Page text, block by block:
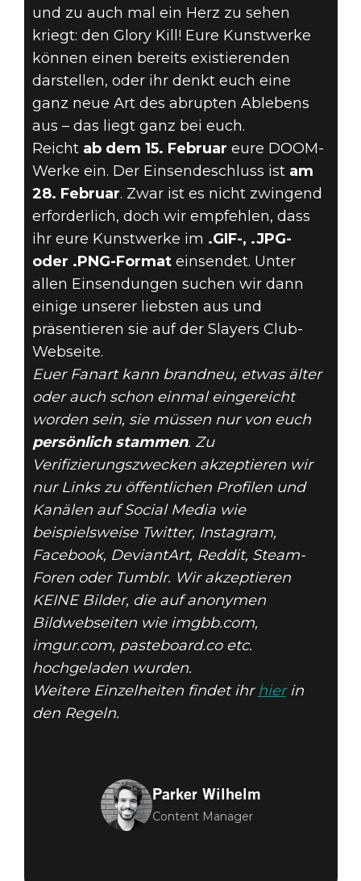
und zu auch mal ein Herz zu sehen
kriegt: den Glory Kill! Eure Kunstwerke
können einen bereits existierenden
darstellen, oder ihr denkt euch eine
ganz neue Art des abrupten Ablebens
aus – das liegt ganz bei euch.
Reicht ab dem 15. Februar eure DOOM-
Werke ein. Der Einsendeschluss ist am
28. Februar. Zwar ist es nicht zwingend
erforderlich, doch wir empfehlen, dass
ihr eure Kunstwerke im .GIF-, .JPG-
oder .PNG-Formateinsendet. Unter
allen Einsendungen suchen wir dann
einige unserer liebsten aus und
präsentieren sie auf der Slayers Club-
Webseite.
Euer Fanart kann brandneu, etwas älter
oder auch schon einmal eingereicht
worden sein, sie müssen nur von euch
persönlich stammen. Zu
Verifizierungszwecken akzeptieren wir
nur Links zu öffentlichen Profilen und
Kanälen auf Social Media wie
beispielsweise Twitter, Instagram,
Facebook, DeviantArt, Reddit, Steam-
Foren oder Tumblr. Wir akzeptieren
KEINE Bilder, die auf anonymen
Bildwebseiten wie imgbb.com,
imgur.com, pasteboard.co etc.
hochgeladen wurden.
Weitere Einzelheiten findet ihr hierin
den Regeln.
Parker Wilhelm
Content Manager